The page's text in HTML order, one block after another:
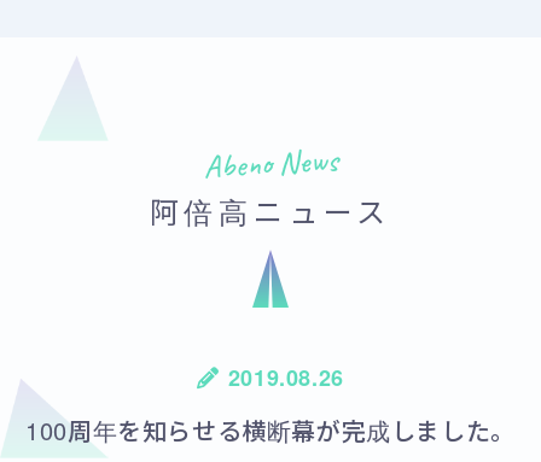
Abeno News
阿倍高ニュース
2019.08.26
100周年を知らせる横断幕が完成しました。